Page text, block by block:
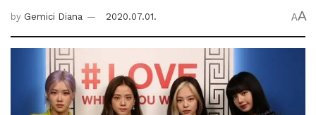
by Gemici Diana 2020.07.01. AA